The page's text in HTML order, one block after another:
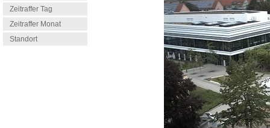
Zeitraffer Tag
Zeitraffer Monat
Standort